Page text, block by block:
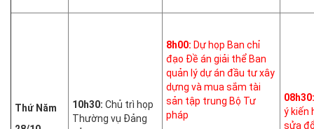
Thứ Năm
10h30: Chủ trì họp
Thường vụ Đảng
8h00: Dự họp Ban chỉ
đạo Đề án giải thể Ban
quản lý dự án đầu tư xây
dựng và mua sắm tài
sản tập trung Bộ Tư
pháp
ý kiến
sửa